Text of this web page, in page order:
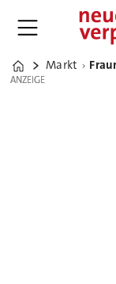
Home
Markt
ANZEIGE
ANZEIGE